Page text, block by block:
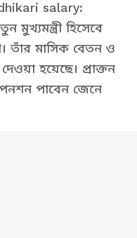
salary:
মুখ্যমন্ত্রী হিসেবে
তাঁর মাসিক বেতন ও
হয়েছে। প্রাক্তন
পাবেন জেনে